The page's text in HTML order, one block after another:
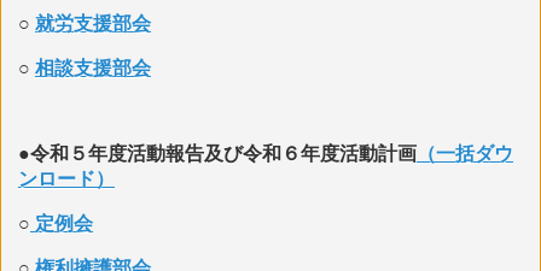
○ 就労支援部会
○ 相談支援部会
●令和５年度活動報告及び令和６年度活動計画 （一括ダウ
ンロード）
○ 定例会